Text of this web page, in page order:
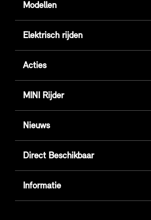
Modellen
Elektrisch rijden
Acties
MINI Rijder
Nieuws
Direct Beschikbaar
Informatie